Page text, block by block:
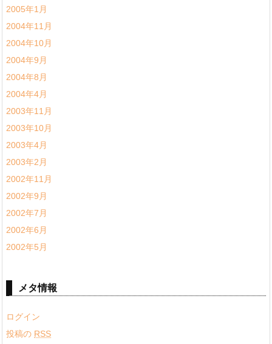
2005年1月
2004年11月
2004年10月
2004年9月
2004年8月
2004年4月
2003年11月
2003年10月
2003年4月
2003年2月
2002年11月
2002年9月
2002年7月
2002年6月
2002年5月
メタ情報
ログイン
投稿の RSS